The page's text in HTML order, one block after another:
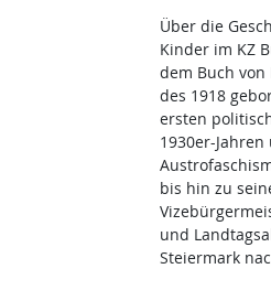
Über die
Kinder im KZ
dem Buch
des 1918
ersten
1930er-
bis hin zu
und
Steiermark